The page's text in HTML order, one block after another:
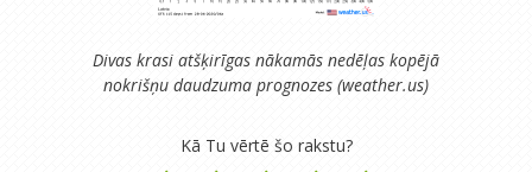
Divas krasi atšķirīgas nākamās nedēļas kopējā
nokrišņu daudzuma prognozes (weather.us)
Kā Tu vērtē šo rakstu?